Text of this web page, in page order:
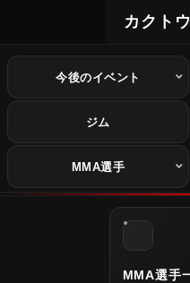
カクト
今後のイベント
ジム
MMA選手
MMA選手